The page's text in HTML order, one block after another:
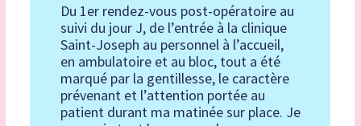
Du 1er rendez-vous post-opératoire au
suivi du jour J, de l’entrée à la clinique
Saint-Joseph au personnel à l’accueil,
en ambulatoire et au bloc, tout a été
marqué par la gentillesse, le caractère
prévenant et l’attention portée au
patient durant ma matinée sur place. Je